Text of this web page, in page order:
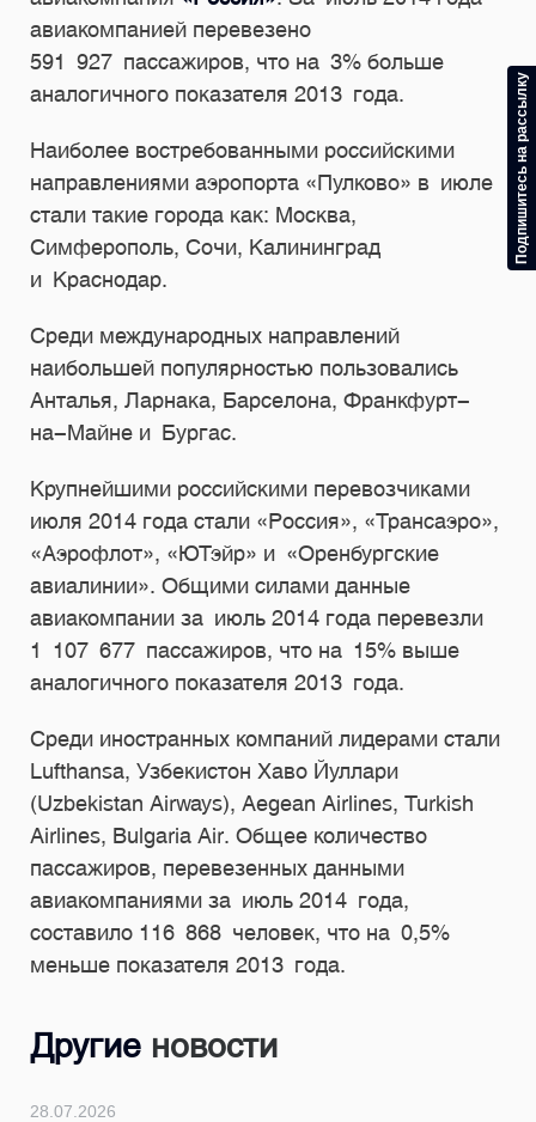
авиакомпанией перевезено
591 927 пассажиров, что на 3% больше
аналогичного показателя 2013 года.
Наиболее востребованными российскими
направлениями аэропорта «Пулково» в июле
стали такие города как: Москва,
Симферополь, Сочи, Калининград
и Краснодар.
Среди международных направлений
наибольшей популярностью пользовались
Анталья, Ларнака, Барселона, Франкфурт-
на-Майне и Бургас.
Крупнейшими российскими перевозчиками
июля 2014 года стали «Россия», «Трансаэро»,
«Аэрофлот», «ЮТэйр» и «Оренбургские
авиалинии». Общими силами данные
авиакомпании за июль 2014 года перевезли
1 107 677 пассажиров, что на 15% выше
аналогичного показателя 2013 года.
Среди иностранных компаний лидерами стали
Lufthansa, Узбекистон Хаво Йуллари
(Uzbekistan Airways), Aegean Airlines, Turkish
Airlines, Bulgaria Air. Общее количество
пассажиров, перевезенных данными
авиакомпаниями за июль 2014 года,
составило 116 868 человек, что на 0,5%
меньше показателя 2013 года.
Другие новости
28.07.2026
Подпишитесь на рассылку